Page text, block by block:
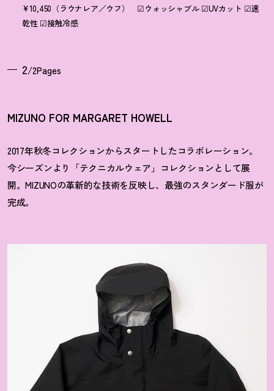
¥10,450（ラウナレア／ウフ） ☑ウォッシャブル ☑UVカット ☑速
乾性 ☑接触冷感
2/2Pages
MIZUNO FOR MARGARET HOWELL
2017年秋冬コレクションからスタートしたコラボレーション。
今シーズンより「テクニカルウェア」コレクションとして展
開。MIZUNOの革新的な技術を反映し、最強のスタンダード服が
完成。